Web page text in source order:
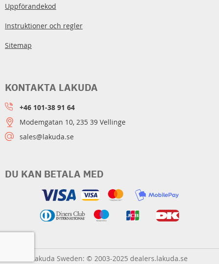
Uppförandekod
Instruktioner och regler
Sitemap
DU KAN BETALA MED
KONTAKTA LAKUDA
+46 101-38 91 64
Modemgatan 10, 235 39 Vellinge
sales@lakuda.se
Lakuda Sweden: © 2003-2025 dealers.lakuda.se